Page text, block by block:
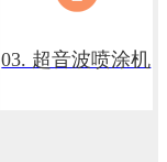
03. 超音波喷涂机